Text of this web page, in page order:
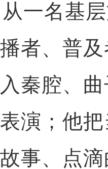
一名基
者、普
秦腔、
演；他
事、点